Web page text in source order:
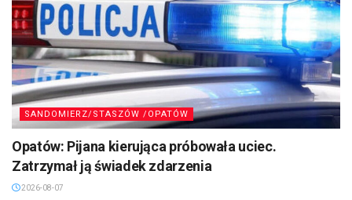
SANDOMIERZ/STASZÓW /OPATÓW
Opatów: Pijana kierująca próbowała uciec.
Zatrzymał ją świadek zdarzenia
2026-08-07